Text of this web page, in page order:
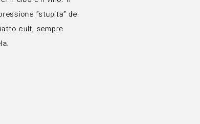
“stupita” del
cult, sempre